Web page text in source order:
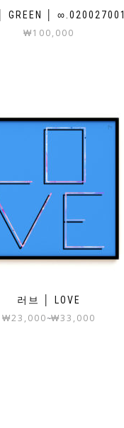
GREEN │ ∞.020027001
₩100,000
러브 │ LOVE
₩23,000~₩33,000